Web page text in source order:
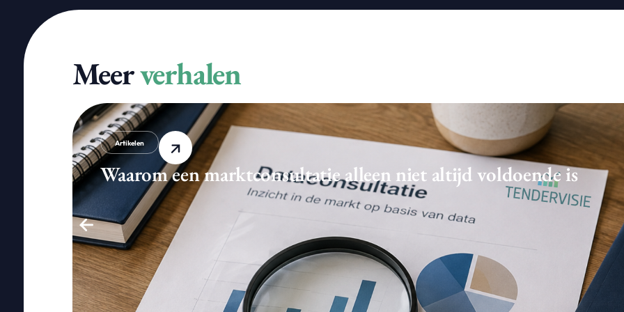
Meerverhalen
Artikelen
Waarom een marktconsultatie alleen niet altijd voldoende is